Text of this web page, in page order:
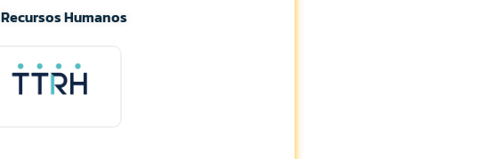
Recursos Humanos